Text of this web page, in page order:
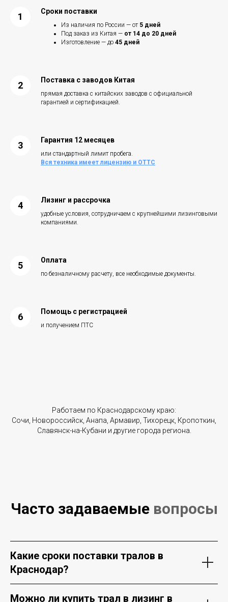
Сроки поставки
Из наличия по России — от 5 дней
Под заказ из Китая — от 14 до 20 дней
Изготовление — до 45 дней
Поставка с заводов Китая
прямая доставка с китайских заводов с официальной
гарантией и сертификацией.
Гарантия 12 месяцев
или стандартный лимит пробега.
Вся техника имеет лицензию и ОТТС
Лизинг и рассрочка
удобные условия, сотрудничаем с крупнейшими лизинговыми
компаниями.
Оплата
по безналичному расчету, все необходимые документы.
Помощь с регистрацией
и получением ПТС
Работаем по Краснодарскому краю:
Сочи, Новороссийск, Анапа, Армавир, Тихорецк, Кропоткин,
Славянск-на-Кубани и другие города региона.
Часто задаваемые вопросы
Какие сроки поставки тралов в
Краснодар?
Можно ли купить трал в лизинг в